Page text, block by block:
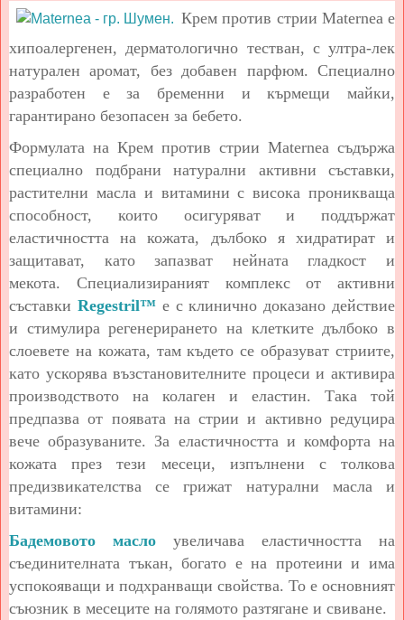
Крем против стрии Maternea е
хипоалергенен, дерматологично тестван, с ултра-лек
натурален аромат, без добавен парфюм. Специално
разработен е за бременни и кърмещи майки,
гарантирано безопасен за бебето.
Формулата на Крем против стрии Maternea съдържа
специално подбрани натурални активни съставки,
растителни масла и витамини с висока проникваща
способност, които осигуряват и поддържат
еластичността на кожата, дълбоко я хидратират и
защитават, като запазват нейната гладкост и
мекота. Специализираният комплекс от активни
съставки Regestril™е с клинично доказано действие
и стимулира регенерирането на клетките дълбоко в
слоевете на кожата, там където се образуват стриите,
като ускорява възстановителните процеси и активира
производството на колаген и еластин. Така той
предпазва от появата на стрии и активно редуцира
вече образуваните. За еластичността и комфорта на
кожата през тези месеци, изпълнени с толкова
предизвикателства се грижат натурални масла и
витамини:
Бадемовото масло увеличава еластичността на
съединителната тъкан, богато е на протеини и има
успокояващи и подхранващи свойства. То е основният
съюзник в месеците на голямото разтягане и свиване.